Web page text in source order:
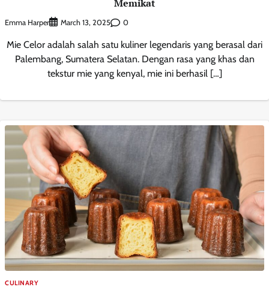
Memikat
Emma Harper March 13, 2025 0
Mie Celor adalah salah satu kuliner legendaris yang berasal dari
Palembang, Sumatera Selatan. Dengan rasa yang khas dan
tekstur mie yang kenyal, mie ini berhasil […]
CULINARY